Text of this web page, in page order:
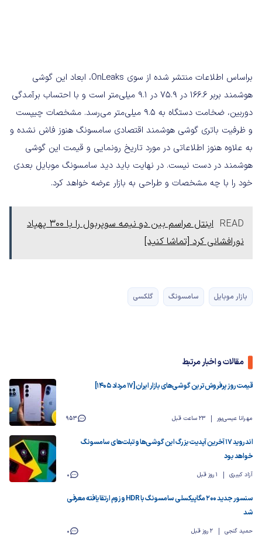
براساس اطلاعات منتشر شده از سوی OnLeaks، ابعاد این گوشی
هوشمند بربر ۱۶۶.۶ در ۷۵.۹ در ۹.۱ میلی‌متر است و با احتساب برآمدگی
دوربین،‌ ضخامت دستگاه به ۹.۵ میلی‌متر می‌رسد. مشخصات چیپست
و ظرفیت باتری گوشی هوشمند اقتصادی سامسونگ هنوز فاش نشده و
به علاوه هنوز اطلاعاتی در مورد تاریخ رونمایی و قیمت این گوشی
هوشمند در دست نیست. در نهایت باید دید سامسونگ موبایل بعدی
خود را با چه مشخصات و طراحی به بازار عرضه خواهد کرد.
READ
اینتل مراسم بین دو نیمه سوپربول را با 300 پهپاد
نورافشانی کرد [تماشا کنید]
بازار موبایل سامسونگ گلکسی
مقالات و اخبار مرتبط
قیمت روز پرفروش‌ترین گوشی‌های بازار ایران [17 مرداد 1405]
مهرانا عیسی‌پور 23 ساعت قبل 953
اندروید ۱۷ آخرین آپدیت بزرگ این گوشی‌ها و تبلت‌های سامسونگ
خواهد بود
آزاد کبیری 1 روز قبل 0
سنسور جدید ۲۰۰ مگاپیکسلی سامسونگ با HDR و زوم ارتقایافته معرفی
شد
حمید گنجی 2 روز قبل 0